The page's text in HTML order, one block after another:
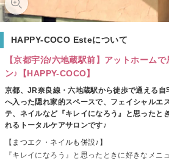
HAPPY-COCO Esteについて
【京都宇治/六地蔵駅前】アットホーム
ン♪【HAPPY-COCO】
京都、JR奈良線・六地蔵駅から徒歩で通える
へ入った隠れ家的スペースで、フェイシャルエ
テ、ネイルなど『キレイになろう』と思ったと
れるトータルケアサロンです♪
【まつエク・ネイルも併設♪】
『キレイになろう』と思ったときに好きなメニ